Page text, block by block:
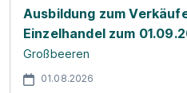
Ausbildung zum
Einzelhandel zum
Großbeeren
01.08.2026